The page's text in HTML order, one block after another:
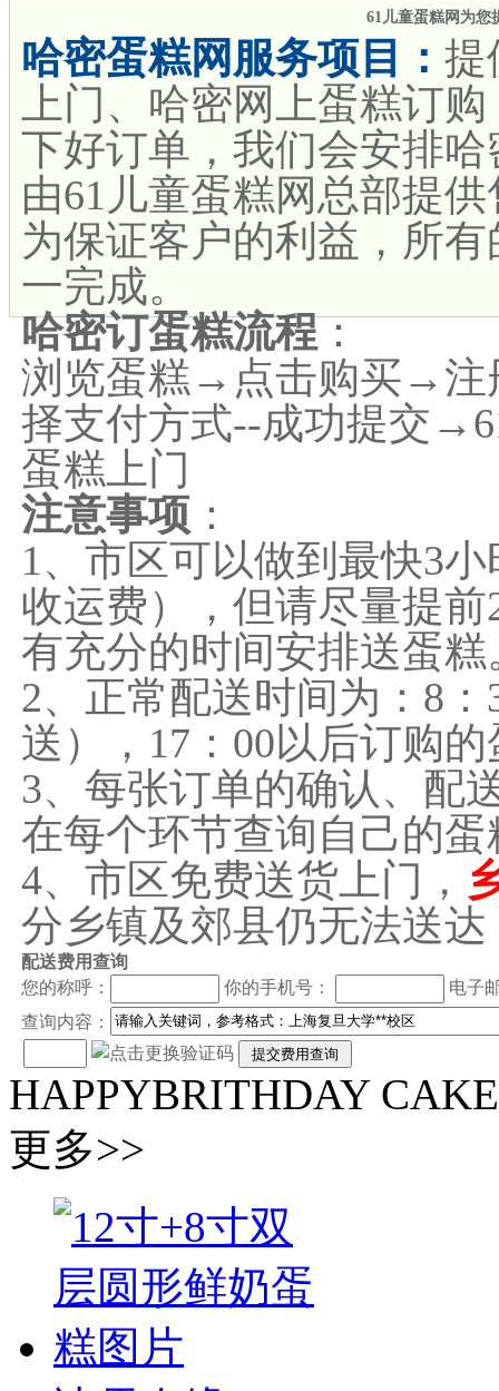
61儿童蛋糕网为您
哈密蛋糕网服务项目： 提
上门、哈密网上蛋糕订
下好订单，我们会安排
由61儿童蛋糕网总部提
为保证客户的利益，所
一完成。
哈密订蛋糕流程：
浏览蛋糕→点击购买→
择支付方式--成功提交
蛋糕上门
注意事项 ：
1、市区可以做到最快3
收运费），但请尽量提
有充分的时间安排送蛋糕
2、正常配送时间为：8
送），17：00以后订购
3、每张订单的确认、配
在每个环节查询自己的
4、市区免费送货上门，
分乡镇及郊县仍无法送
配送费用查询
您的称呼：
你的手机号：
电子
查询内容：
HAPPYBRITHDAY CAKE
更多>>